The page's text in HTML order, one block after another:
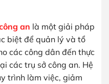
an là một giải pháp
biệt để quản lý và tổ
các công dân đến thực
các trụ sở công an. Hệ
trình làm việc, giảm